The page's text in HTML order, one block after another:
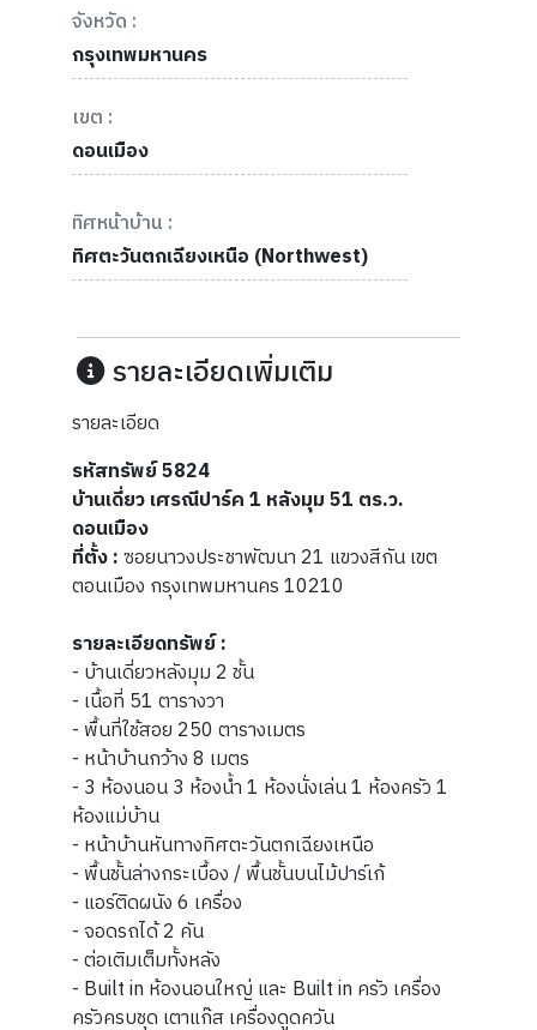
จังหวัด :
กรุงเทพมหานคร
เขต :
ดอนเมือง
ทิศหน้าบ้าน :
ทิศตะวันตกเฉียงเหนือ (Northwest)
รายละเอียดเพิ่มเติม
รายละเอียด
รหัสทรัพย์ 5824
บ้านเดี่ยว เศรณีปาร์ค 1 หลังมุม 51 ตร.ว.
ดอนเมือง
ที่ตั้ง :ซอยนาวงประชาพัฒนา 21 แขวงสีกัน เขต
ตอนเมือง กรุงเทพมหานคร 10210
รายละเอียดทรัพย์ :
- บ้านเดี่ยวหลังมุม 2 ชั้น
- เนื้อที่ 51 ตารางวา
- พื้นที่ใช้สอย 250 ตารางเมตร
- หน้าบ้านกว้าง 8 เมตร
- 3 ห้องนอน 3 ห้องน้ำ 1 ห้องนั่งเล่น 1 ห้องครัว 1
ห้องแม่บ้าน
- หน้าบ้านหันทางทิศตะวันตกเฉียงเหนือ
- พื้นชั้นล่างกระเบื้อง / พื้นชั้นบนไม้ปาร์เก้
- แอร์ติดผนัง 6 เครื่อง
- จอดรถได้ 2 คัน
- ต่อเติมเต็มทั้งหลัง
- Built in ห้องนอนใหญ่ และ Built in ครัว เครื่อง
ครัวครบชุด เตาแก๊ส เครื่องดูดควัน